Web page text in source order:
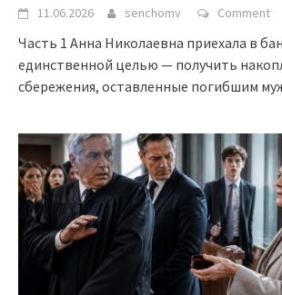
11.06.2026 senchomv Comment
Часть 1 Анна Николаевна приехала в
единственной целью — получить
сбережения, оставленные погибшим